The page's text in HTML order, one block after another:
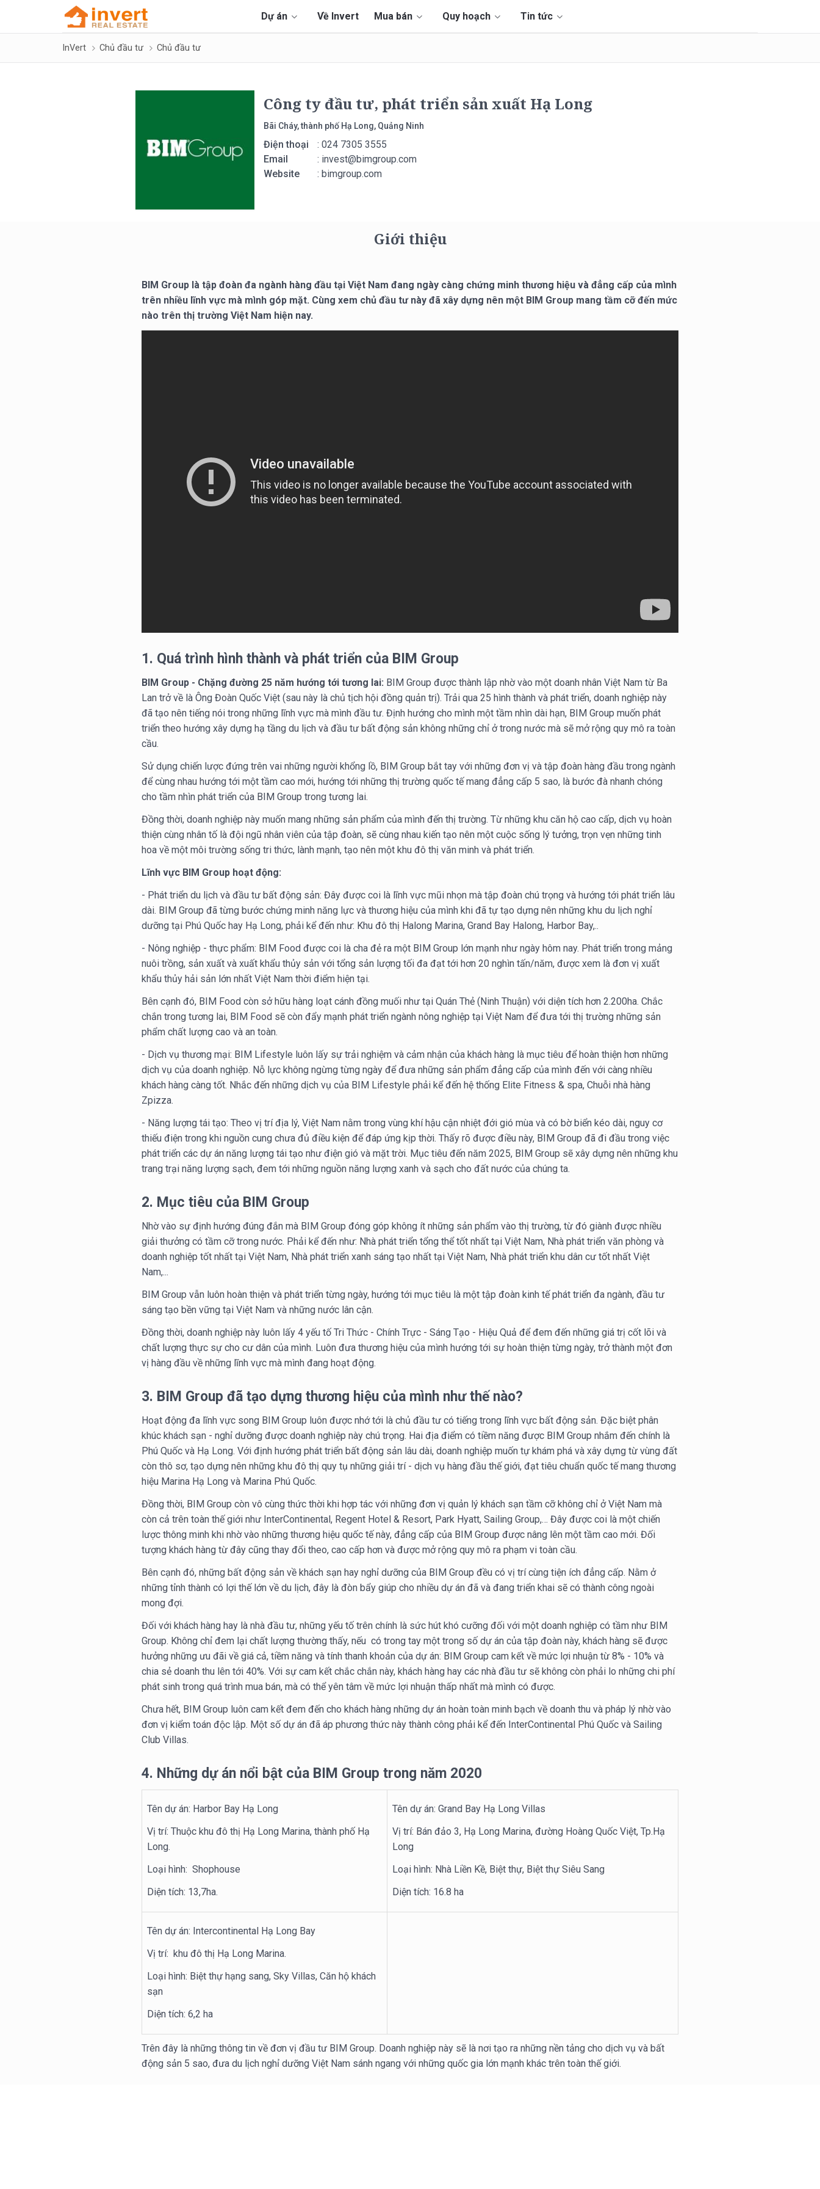
Dự án Về Invert Mua bán Quy hoạch Tin tức
InVert Chủ đầu tư Chủ đầu tư
Công ty đầu tư, phát triển sản xuất Hạ Long
Bãi Cháy, thành phố Hạ Long, Quảng Ninh
Điện thoại
: 024 7305 3555
Email
: invest@bimgroup.com
Website
: bimgroup.com
Giới thiệu
BIM Group là tập đoàn đa ngành hàng đầu tại Việt Nam đang ngày càng chứng minh thương hiệu và đẳng cấp của mình
trên nhiều lĩnh vực mà mình góp mặt. Cùng xem chủ đầu tư này đã xây dựng nên một BIM Group mang tầm cỡ đến mức
nào trên thị trường Việt Nam hiện nay.
1. Quá trình hình thành và phát triển của BIM Group
BIM Group - Chặng đường 25 năm hướng tới tương lai: BIM Group được thành lập nhờ vào một doanh nhân Việt Nam từ Ba
Lan trở về là Ông Đoàn Quốc Việt (sau này là chủ tịch hội đồng quản trị). Trải qua 25 hình thành và phát triển, doanh nghiệp này
đã tạo nên tiếng nói trong những lĩnh vực mà mình đầu tư. Định hướng cho mình một tầm nhìn dài hạn, BIM Group muốn phát
triển theo hướng xây dựng hạ tầng du lịch và đầu tư bất động sản không những chỉ ở trong nước mà sẽ mở rộng quy mô ra toàn
cầu.
Sử dụng chiến lược đứng trên vai những người khổng lồ, BIM Group bắt tay với những đơn vị và tập đoàn hàng đầu trong ngành
để cùng nhau hướng tới một tầm cao mới, hướng tới những thị trường quốc tế mang đẳng cấp 5 sao, là bước đà nhanh chóng
cho tầm nhìn phát triển của BIM Group trong tương lai.
Đồng thời, doanh nghiệp này muốn mang những sản phẩm của mình đến thị trường. Từ những khu căn hộ cao cấp, dịch vụ hoàn
thiện cùng nhân tố là đội ngũ nhân viên của tập đoàn, sẽ cùng nhau kiến tạo nên một cuộc sống lý tưởng, trọn vẹn những tinh
hoa về một môi trường sống tri thức, lành mạnh, tạo nên một khu đô thị văn minh và phát triển.
Lĩnh vực BIM Group hoạt động:
- Phát triển du lịch và đầu tư bất động sản: Đây được coi là lĩnh vực mũi nhọn mà tập đoàn chú trọng và hướng tới phát triển lâu
dài. BIM Group đã từng bước chứng minh năng lực và thương hiệu của mình khi đã tự tạo dựng nên những khu du lịch nghỉ
dưỡng tại Phú Quốc hay Hạ Long, phải kể đến như: Khu đô thị Halong Marina, Grand Bay Halong, Harbor Bay,..
- Nông nghiệp - thực phẩm: BIM Food được coi là cha đẻ ra một BIM Group lớn mạnh như ngày hôm nay. Phát triển trong mảng
nuôi trồng, sản xuất và xuất khẩu thủy sản với tổng sản lượng tối đa đạt tới hơn 20 nghìn tấn/năm, được xem là đơn vị xuất
khẩu thủy hải sản lớn nhất Việt Nam thời điểm hiện tại.
Bên cạnh đó, BIM Food còn sở hữu hàng loạt cánh đồng muối như tại Quán Thẻ (Ninh Thuận) với diện tích hơn 2.200ha. Chắc
chắn trong tương lai, BIM Food sẽ còn đẩy mạnh phát triển ngành nông nghiệp tại Việt Nam để đưa tới thị trường những sản
phẩm chất lượng cao và an toàn.
- Dịch vụ thương mại: BIM Lifestyle luôn lấy sự trải nghiệm và cảm nhận của khách hàng là mục tiêu để hoàn thiện hơn những
dịch vụ của doanh nghiệp. Nỗ lực không ngừng từng ngày để đưa những sản phẩm đẳng cấp của mình đến với càng nhiều
khách hàng càng tốt. Nhắc đến những dịch vụ của BIM Lifestyle phải kể đến hệ thống Elite Fitness & spa, Chuỗi nhà hàng
Zpizza.
- Năng lượng tái tạo: Theo vị trí địa lý, Việt Nam nằm trong vùng khí hậu cận nhiệt đới gió mùa và có bờ biển kéo dài, nguy cơ
thiếu điện trong khi nguồn cung chưa đủ điều kiện để đáp ứng kịp thời. Thấy rõ được điều này, BIM Group đã đi đầu trong việc
phát triển các dự án năng lượng tái tạo như điện gió và mặt trời. Mục tiêu đến năm 2025, BIM Group sẽ xây dựng nên những khu
trang trại năng lượng sạch, đem tới những nguồn năng lượng xanh và sạch cho đất nước của chúng ta.
2. Mục tiêu của BIM Group
Nhờ vào sự định hướng đúng đắn mà BIM Group đóng góp không ít những sản phẩm vào thị trường, từ đó giành được nhiều
giải thưởng có tầm cỡ trong nước. Phải kể đến như: Nhà phát triển tổng thể tốt nhất tại Việt Nam, Nhà phát triển văn phòng và
doanh nghiệp tốt nhất tại Việt Nam, Nhà phát triển xanh sáng tạo nhất tại Việt Nam, Nhà phát triển khu dân cư tốt nhất Việt
Nam,...
BIM Group vẫn luôn hoàn thiện và phát triển từng ngày, hướng tới mục tiêu là một tập đoàn kinh tế phát triển đa ngành, đầu tư
sáng tạo bền vững tại Việt Nam và những nước lân cận.
Đồng thời, doanh nghiệp này luôn lấy 4 yếu tố Tri Thức - Chính Trực - Sáng Tạo - Hiệu Quả để đem đến những giá trị cốt lõi và
chất lượng thực sự cho cư dân của mình. Luôn đưa thương hiệu của mình hướng tới sự hoàn thiện từng ngày, trở thành một đơn
vị hàng đầu về những lĩnh vực mà mình đang hoạt động.
3. BIM Group đã tạo dựng thương hiệu của mình như thế nào?
Hoạt động đa lĩnh vực song BIM Group luôn được nhớ tới là chủ đầu tư có tiếng trong lĩnh vực bất động sản. Đặc biệt phân
khúc khách sạn - nghỉ dưỡng được doanh nghiệp này chú trọng. Hai địa điểm có tiềm năng được BIM Group nhắm đến chính là
Phú Quốc và Hạ Long. Với định hướng phát triển bất động sản lâu dài, doanh nghiệp muốn tự khám phá và xây dựng từ vùng đất
còn thô sơ, tạo dựng nên những khu đô thị quy tụ những giải trí - dịch vụ hàng đầu thế giới, đạt tiêu chuẩn quốc tế mang thương
hiệu Marina Hạ Long và Marina Phú Quốc.
Đồng thời, BIM Group còn vô cùng thức thời khi hợp tác với những đơn vị quản lý khách sạn tầm cỡ không chỉ ở Việt Nam mà
còn cả trên toàn thế giới như InterContinental, Regent Hotel & Resort, Park Hyatt, Sailing Group,… Đây được coi là một chiến
lược thông minh khi nhờ vào những thương hiệu quốc tế này, đẳng cấp của BIM Group được nâng lên một tầm cao mới. Đối
tượng khách hàng từ đây cũng thay đổi theo, cao cấp hơn và được mở rộng quy mô ra phạm vi toàn cầu.
Bên cạnh đó, những bất động sản về khách sạn hay nghỉ dưỡng của BIM Group đều có vị trí cùng tiện ích đẳng cấp. Nằm ở
những tỉnh thành có lợi thế lớn về du lịch, đây là đòn bẩy giúp cho nhiều dự án đã và đang triển khai sẽ có thành công ngoài
mong đợi.
Đối với khách hàng hay là nhà đầu tư, những yếu tố trên chính là sức hút khó cưỡng đối với một doanh nghiệp có tầm như BIM
Group. Không chỉ đem lại chất lượng thường thấy, nếu có trong tay một trong số dự án của tập đoàn này, khách hàng sẽ được
hưởng những ưu đãi về giá cả, tiềm năng và tính thanh khoản của dự án: BIM Group cam kết về mức lợi nhuận từ 8% - 10% và
chia sẻ doanh thu lên tới 40%. Với sự cam kết chắc chắn này, khách hàng hay các nhà đầu tư sẽ không còn phải lo những chi phí
phát sinh trong quá trình mua bán, mà có thể yên tâm về mức lợi nhuận thấp nhất mà mình có được.
Chưa hết, BIM Group luôn cam kết đem đến cho khách hàng những dự án hoàn toàn minh bạch về doanh thu và pháp lý nhờ vào
đơn vị kiểm toán độc lập. Một số dự án đã áp phương thức này thành công phải kể đến InterContinental Phú Quốc và Sailing
Club Villas.
4. Những dự án nổi bật của BIM Group trong năm 2020
Tên dự án: Harbor Bay Hạ Long
Vị trí: Thuộc khu đô thị Hạ Long Marina, thành phố Hạ
Long.
Loại hình: Shophouse
Diện tích: 13,7ha.
Tên dự án: Grand Bay Hạ Long Villas
Vị trí: Bán đảo 3, Hạ Long Marina, đường Hoàng Quốc Việt, Tp.Hạ
Long
Loại hình: Nhà Liền Kề, Biệt thự, Biệt thự Siêu Sang
Diện tích: 16.8 ha
Tên dự án: Intercontinental Hạ Long Bay
Vị trí: khu đô thị Hạ Long Marina.
Loại hình: Biệt thự hạng sang, Sky Villas, Căn hộ khách
sạn
Diện tích: 6,2 ha
Trên đây là những thông tin về đơn vị đầu tư BIM Group. Doanh nghiệp này sẽ là nơi tạo ra những nền tảng cho dịch vụ và bất
động sản 5 sao, đưa du lịch nghỉ dưỡng Việt Nam sánh ngang với những quốc gia lớn mạnh khác trên toàn thế giới.